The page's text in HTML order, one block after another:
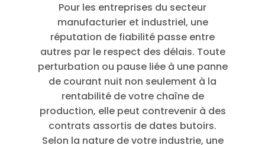
Pour les entreprises du secteur
manufacturier et industriel, une
réputation de fiabilité passe entre
autres par le respect des délais. Toute
perturbation ou pause liée à une panne
de courant nuit non seulement à la
rentabilité de votre chaîne de
production, elle peut contrevenir à des
contrats assortis de dates butoirs.
Selon la nature de votre industrie, une